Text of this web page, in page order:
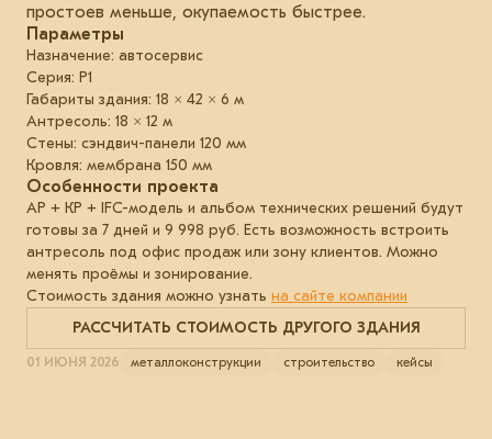
простоев меньше, окупаемость быстрее.
Параметры
Назначение: автосервис
Серия: Р1
Габариты здания: 18 × 42 × 6 м
Антресоль: 18 × 12 м
Стены: сэндвич-панели 120 мм
Кровля: мембрана 150 мм
Особенности проекта
АР + КР + IFC-модель и альбом технических решений будут
готовы за 7 дней и 9 998 руб. Есть возможность встроить
антресоль под офис продаж или зону клиентов. Можно
менять проёмы и зонирование.
Стоимость здания можно узнать на сайте компании
РАССЧИТАТЬ СТОИМОСТЬ ДРУГОГО ЗДАНИЯ
01 ИЮНЯ 2026 металлоконструкции строительство кейсы